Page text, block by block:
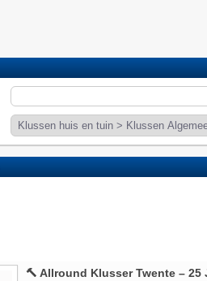
🔨 Allround Klusser Twente – 25